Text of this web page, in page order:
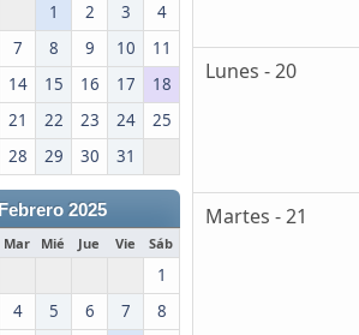
1 2 3
4
7 8 9 10
11
14 15 16 17
18
21 22 23 24
25
28 29 30 31
Febrero 2025
Mar Mié Jue Vie Sáb
1
4 5 6 7
8
Lunes - 20
Martes - 21